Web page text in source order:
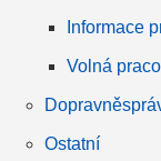
Informace
Volná
Ostatní